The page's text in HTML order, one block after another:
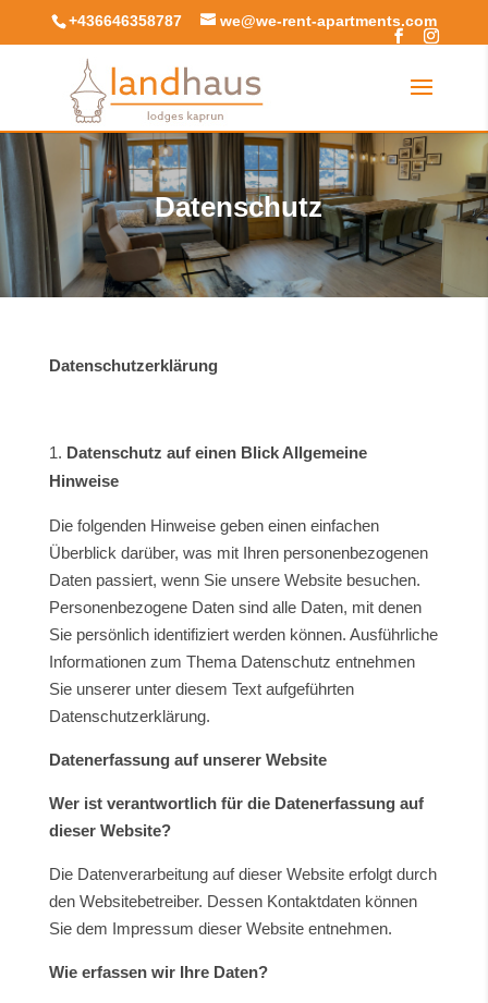
+436646358787 we@we-rent-apartments.com
Datenschutz
Datenschutzerklärung
Datenschutz auf einen Blick Allgemeine
Hinweise
Die folgenden Hinweise geben einen einfachen
Überblick darüber, was mit Ihren personenbezogenen
Daten passiert, wenn Sie unsere Website besuchen.
Personenbezogene Daten sind alle Daten, mit denen
Sie persönlich identifiziert werden können. Ausführliche
Informationen zum Thema Datenschutz entnehmen
Sie unserer unter diesem Text aufgeführten
Datenschutzerklärung.
Datenerfassung auf unserer Website
Wer ist verantwortlich für die Datenerfassung auf
dieser Website?
Die Datenverarbeitung auf dieser Website erfolgt durch
den Websitebetreiber. Dessen Kontaktdaten können
Sie dem Impressum dieser Website entnehmen.
Wie erfassen wir Ihre Daten?